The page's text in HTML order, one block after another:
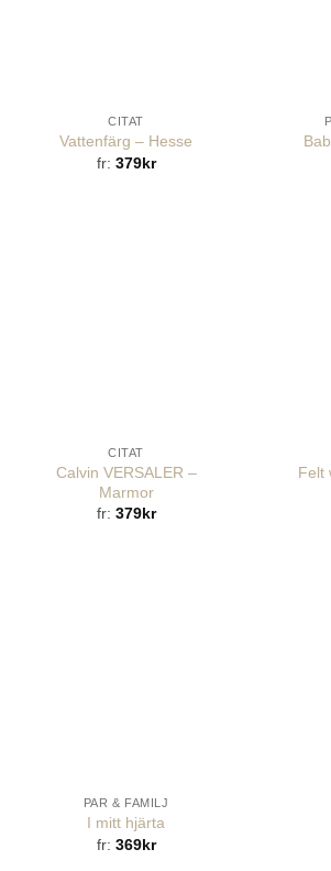
CITAT
Vattenfärg – Hesse
fr: 379kr
CITAT
Calvin VERSALER –
Marmor
fr: 379kr
Felt
PAR & FAMILJ
I mitt hjärta
fr: 369kr